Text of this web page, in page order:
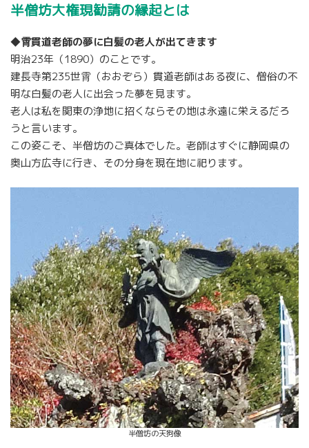
半僧坊大権現勧請の縁起とは
◆霄貫道老師の夢に白髪の老人が出てきます
明治23年（1890）のことです。
建長寺第235世霄（おおぞら）貫道老師はある夜に、僧俗の不
明な白髪の老人に出会った夢を見ます。
老人は私を関東の浄地に招くならその地は永遠に栄えるだろ
うと言います。
この姿こそ、半僧坊のご真体でした。老師はすぐに静岡県の
奥山方広寺に行き、その分身を現在地に祀ります。
半僧坊の天狗像